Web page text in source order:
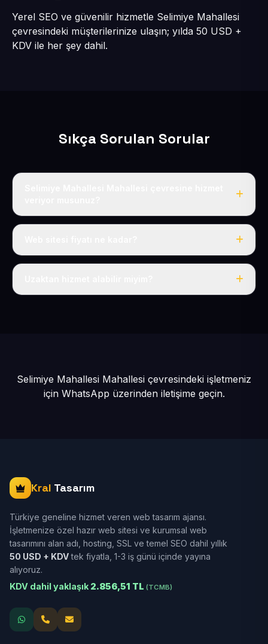
Yerel SEO ve güvenilir hizmetle Selimiye Mahallesi
çevresindeki müşterilerinize ulaşın; yılda 50 USD +
KDV ile her şey dahil.
Sıkça Sorulan Sorular
Evet, Selimiye Mahallesi dahil tüm Belsin ve Melikgazi
Tek fiyat: yılda 50 USD + KDV, her şey dahil.
Selimiye Mahallesi Mahallesi çevresindeki işletmeniz
için WhatsApp üzerinden iletişime geçin.
Kral Tasarım
Türkiye geneline hizmet veren web tasarım ajansı.
İşletmenize özel hazır web sitesi ve kurumsal web
tasarımını alan adı, hosting, SSL ve temel SEO dahil yıllık
50 USD + KDVtek fiyatla, 1-3 iş günü içinde yayına
alıyoruz.
KDV dahil yaklaşık 2.856,51 TL (TCMB)